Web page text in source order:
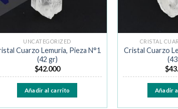
UNCATEGORIZED
Cuarzo Lemuria, Pieza N°1
(42 gr)
$42.000
Añadir al carrito
CRISTAL
Cristal Cuarzo
$
Añadir